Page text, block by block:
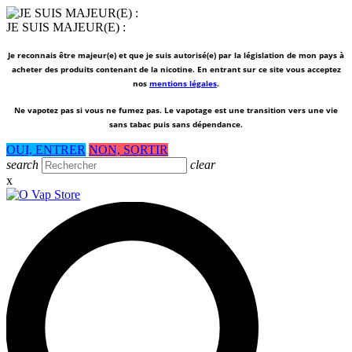
JE SUIS MAJEUR(E) :
Je reconnais être majeur(e) et que je suis autorisé(e) par la législation de mon pays à
acheter des produits contenant de la nicotine. En entrant sur ce site vous acceptez
nos mentions légales.
Ne vapotez pas si vous ne fumez pas. Le vapotage est une transition vers une vie
sans tabac puis sans dépendance.
OUI, ENTRER NON, SORTIR
search
clear
x